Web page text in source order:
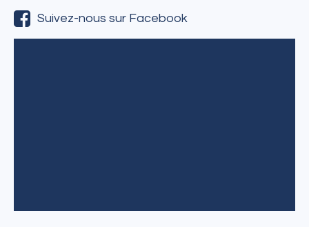
Suivez-nous sur Facebook